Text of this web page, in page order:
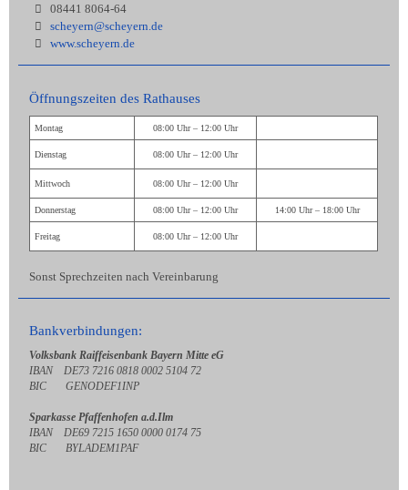
08441 8064-64
scheyern@scheyern.de
www.scheyern.de
Öffnungszeiten des Rathauses
Montag 08:00 Uhr – 12:00 Uhr
Dienstag 08:00 Uhr – 12:00 Uhr
Mittwoch 08:00 Uhr – 12:00 Uhr
Donnerstag 08:00 Uhr – 12:00 Uhr 14:00 Uhr – 18:00 Uhr
Freitag 08:00 Uhr – 12:00 Uhr
Sonst Sprechzeiten nach Vereinbarung
Bankverbindungen:
Volksbank Raiffeisenbank Bayern Mitte eG
IBAN DE73 7216 0818 0002 5104 72
BIC GENODEF1INP
Sparkasse Pfaffenhofen a.d.Ilm
IBAN DE69 7215 1650 0000 0174 75
BIC BYLADEM1PAF